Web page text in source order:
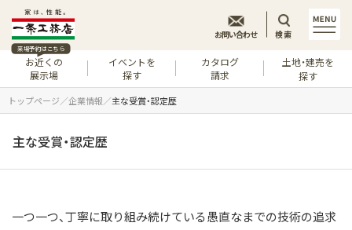
来場予約はこちら
お近くの
展示場
イベントを
探す
カタログ
請求
土地・建売を
探す
お問い合わせ 検索
トップページ 企業情報 主な受賞・認定歴
主な受賞・認定歴
一つ一つ、丁寧に取り組み続けている愚直なまでの技術の追求